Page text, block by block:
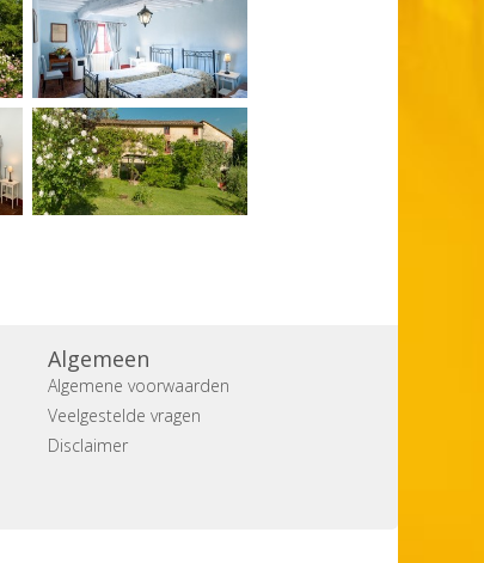
Algemeen
Algemene voorwaarden
Veelgestelde vragen
Disclaimer